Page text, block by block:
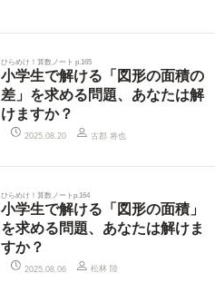
ひらめけ！算数ノート p.165
小学生で解ける「図形の面積の
差」を求める問題、あなたは解
けますか？
2025.08.20 古郡 将也
ひらめけ！算数ノートp.164
小学生で解ける「図形の面積」
を求める問題、あなたは解けま
すか？
2025.08.06 松林 陸